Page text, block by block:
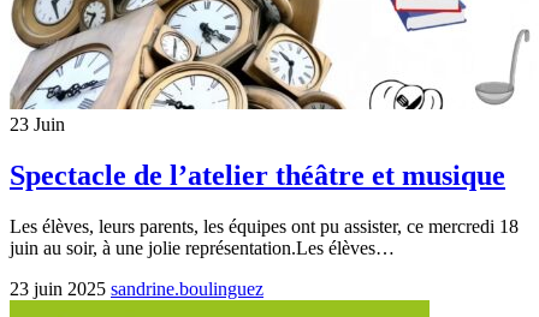
23 Juin
Spectacle de l’atelier théâtre et musique
Les élèves, leurs parents, les équipes ont pu assister, ce mercredi 18
juin au soir, à une jolie représentation.Les élèves…
23 juin 2025 sandrine.boulinguez